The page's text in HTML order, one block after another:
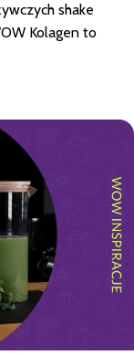
shake
Kolagen to